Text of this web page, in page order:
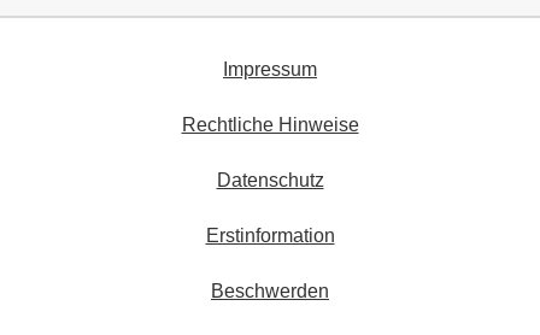
Impressum
Rechtliche Hinweise
Datenschutz
Erstinformation
Beschwerden